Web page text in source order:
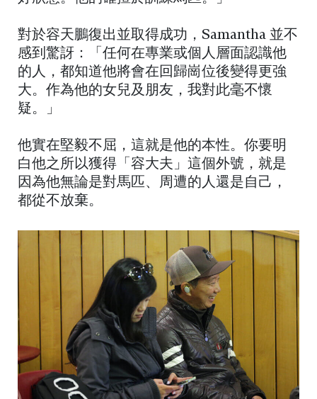
對於容天鵬復出並取得成功，Samantha 並不
感到驚訝：「任何在專業或個人層面認識他
的人，都知道他將會在回歸崗位後變得更強
大。作為他的女兒及朋友，我對此毫不懷
疑。」
他實在堅毅不屈，這就是他的本性。你要明
白他之所以獲得「容大夫」這個外號，就是
因為他無論是對馬匹、周遭的人還是自己，
都從不放棄。